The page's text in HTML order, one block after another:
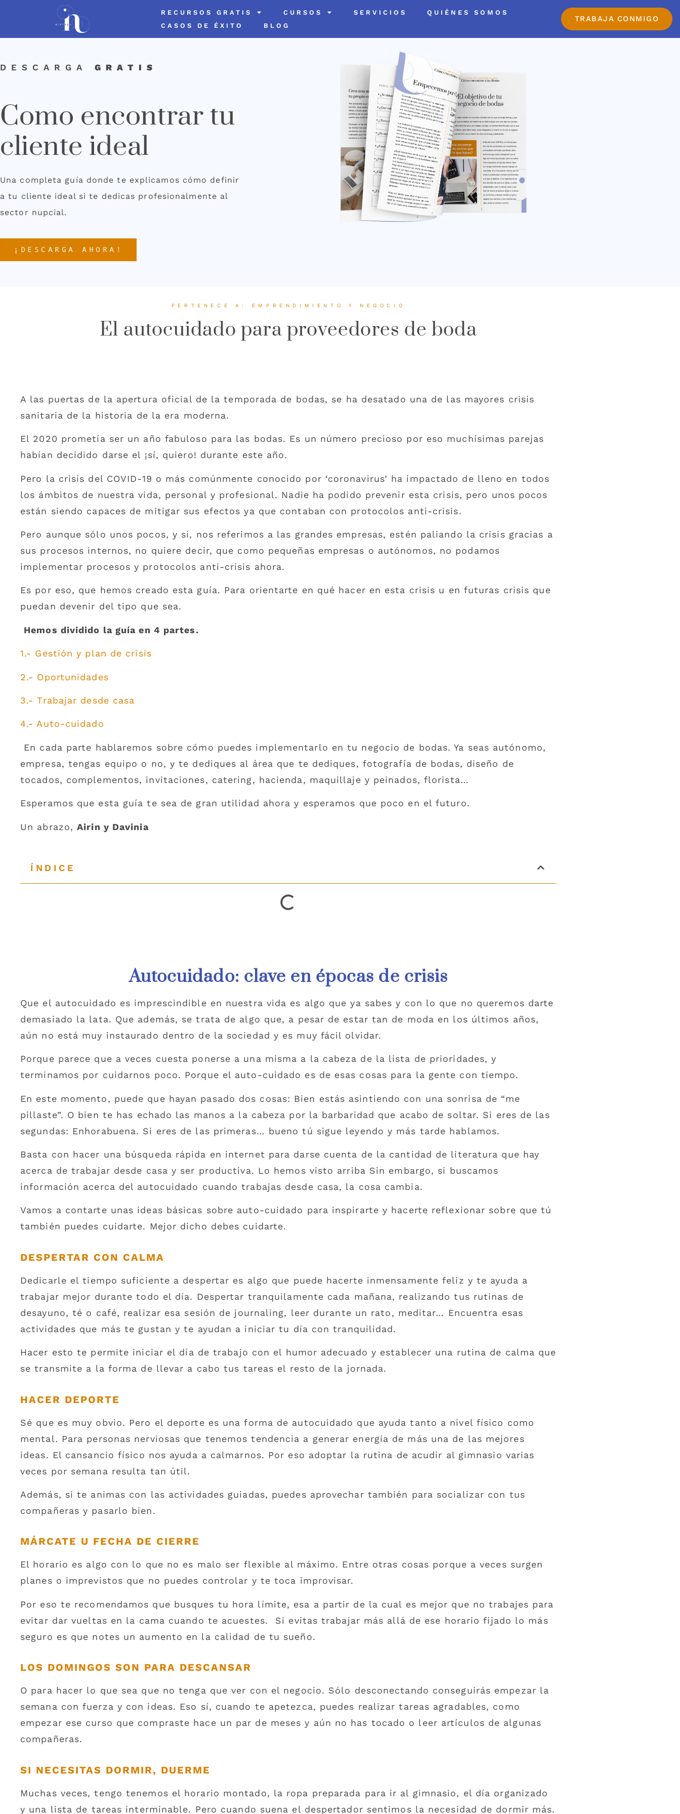
RECURSOS GRATIS CURSOS SERVICIOS
QUIÉNES SOMOS
CASOS DE ÉXITO
BLOG
TRABAJA CONMIGO
DESCARGA GRATIS
Como encontrar tu
cliente ideal
Una completa guía donde te explicamos cómo definir
a tu cliente ideal si te dedicas profesionalmente al
sector nupcial.
¡DESCARGA AHORA!
PERTENECE A: EMPRENDIMIENTO Y NEGOCIO
El autocuidado para proveedores de boda
A las puertas de la apertura oficial de la temporada de bodas, se ha desatado una de las mayores crisis
sanitaria de la historia de la era moderna.
El 2020 prometía ser un año fabuloso para las bodas. Es un número precioso por eso muchísimas parejas
habían decidido darse el ¡sí, quiero! durante este año.
Pero la crisis del COVID-19 o más comúnmente conocido por ‘coronavirus’ ha impactado de lleno en todos
los ámbitos de nuestra vida, personal y profesional. Nadie ha podido prevenir esta crisis, pero unos pocos
están siendo capaces de mitigar sus efectos ya que contaban con protocolos anti-crisis.
Pero aunque sólo unos pocos, y sí, nos referimos a las grandes empresas, estén paliando la crisis gracias a
sus procesos internos, no quiere decir, que como pequeñas empresas o autónomos, no podamos
implementar procesos y protocolos anti-crisis ahora.
Es por eso, que hemos creado esta guía. Para orientarte en qué hacer en esta crisis u en futuras crisis que
puedan devenir del tipo que sea.
Hemos dividido la guía en 4 partes.
1.- Gestión y plan de crisis
2.- Oportunidades
3.- Trabajar desde casa
4.- Auto-cuidado
En cada parte hablaremos sobre cómo puedes implementarlo en tu negocio de bodas. Ya seas autónomo,
empresa, tengas equipo o no, y te dediques al área que te dediques, fotografía de bodas, diseño de
tocados, complementos, invitaciones, catering, hacienda, maquillaje y peinados, florista…
Esperamos que esta guía te sea de gran utilidad ahora y esperamos que poco en el futuro.
Un abrazo,Airin y Davinia
ÍNDICE
Autocuidado: clave en épocas de crisis
Que el autocuidado es imprescindible en nuestra vida es algo que ya sabes y con lo que no queremos darte
demasiado la lata. Que además, se trata de algo que, a pesar de estar tan de moda en los últimos años,
aún no está muy instaurado dentro de la sociedad y es muy fácil olvidar.
Porque parece que a veces cuesta ponerse a una misma a la cabeza de la lista de prioridades, y
terminamos por cuidarnos poco. Porque el auto-cuidado es de esas cosas para la gente con tiempo.
En este momento, puede que hayan pasado dos cosas: Bien estás asintiendo con una sonrisa de “me
pillaste”. O bien te has echado las manos a la cabeza por la barbaridad que acabo de soltar. Si eres de las
segundas: Enhorabuena. Si eres de las primeras… bueno tú sigue leyendo y más tarde hablamos.
Basta con hacer una búsqueda rápida en internet para darse cuenta de la cantidad de literatura que hay
acerca de trabajar desde casa y ser productiva. Lo hemos visto arriba Sin embargo, si buscamos
información acerca del autocuidado cuando trabajas desde casa, la cosa cambia.
Vamos a contarte unas ideas básicas sobre auto-cuidado para inspirarte y hacerte reflexionar sobre que tú
también puedes cuidarte. Mejor dicho debes cuidarte.
DESPERTAR CON CALMA
Dedicarle el tiempo suficiente a despertar es algo que puede hacerte inmensamente feliz y te ayuda a
trabajar mejor durante todo el día. Despertar tranquilamente cada mañana, realizando tus rutinas de
desayuno, té o café, realizar esa sesión de journaling, leer durante un rato, meditar… Encuentra esas
actividades que más te gustan y te ayudan a iniciar tu día con tranquilidad.
Hacer esto te permite iniciar el día de trabajo con el humor adecuado y establecer una rutina de calma que
se transmite a la forma de llevar a cabo tus tareas el resto de la jornada.
HACER DEPORTE
Sé que es muy obvio. Pero el deporte es una forma de autocuidado que ayuda tanto a nivel físico como
mental. Para personas nerviosas que tenemos tendencia a generar energía de más una de las mejores
ideas. El cansancio físico nos ayuda a calmarnos. Por eso adoptar la rutina de acudir al gimnasio varias
veces por semana resulta tan útil.
Además, si te animas con las actividades guiadas, puedes aprovechar también para socializar con tus
compañeras y pasarlo bien.
MÁRCATE U FECHA DE CIERRE
El horario es algo con lo que no es malo ser flexible al máximo. Entre otras cosas porque a veces surgen
planes o imprevistos que no puedes controlar y te toca improvisar.
Por eso te recomendamos que busques tu hora límite, esa a partir de la cual es mejor que no trabajes para
evitar dar vueltas en la cama cuando te acuestes. Si evitas trabajar más allá de ese horario fijado lo más
seguro es que notes un aumento en la calidad de tu sueño.
LOS DOMINGOS SON PARA DESCANSAR
O para hacer lo que sea que no tenga que ver con el negocio. Sólo desconectando conseguirás empezar la
semana con fuerza y con ideas. Eso sí, cuando te apetezca, puedes realizar tareas agradables, como
empezar ese curso que compraste hace un par de meses y aún no has tocado o leer artículos de algunas
compañeras.
SI NECESITAS DORMIR, DUERME
Muchas veces, tengo tenemos el horario montado, la ropa preparada para ir al gimnasio, el día organizado
y una lista de tareas interminable. Pero cuando suena el despertador sentimos la necesidad de dormir más.